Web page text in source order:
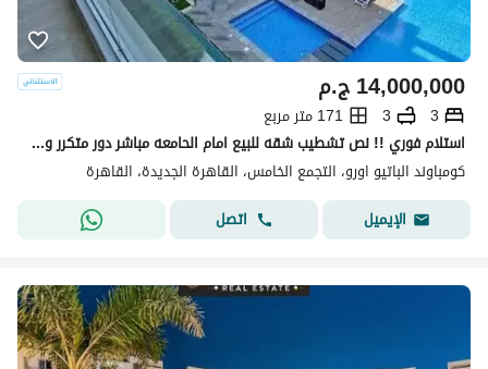
ج.م14,000,000
3
3
171 متر مربع
استلام فوري !! نص تشطيب شقه للبيع امام الحامعه مباشر دور متكرر وفيو خيالي vip لوكيشن 171م 3غرف 3 حمام فيو بوول & لاند سكيب -بجوار ماونتن فيو-ميفيدا
كومباوند الباتيو اورو، التجمع الخامس، القاهرة الجديدة، القاهرة
الإيميل
اتصل